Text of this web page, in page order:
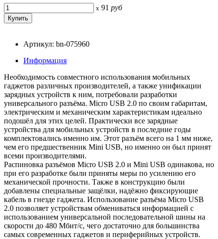
x 91 руб
Артикул: bn-075960
Информация
Необходимость совместного использования мобильных
гаджетов различных производителей, а также унификации
зарядных устройств к ним, потребовали разработки
универсального разъёма. Мicro USB 2.0 по своим габаритам,
электрическим и механическим характеристикам идеально
подошёл для этих целей. Практически все зарядные
устройства для мобильных устройств в последние годы
комплектовались именно им. Этот разъём всего на 1 мм ниже,
чем его предшественник Mini USB, но именно он был принят
всеми производителями.
Распиновка разъёмов Мicro USB 2.0 и Mini USB одинакова, но
при его разработке были приняты меры по усилению его
механической прочности. Также в конструкцию были
добавлены специальные защёлки, надёжно фиксирующие
кабель в гнезде гаджета. Использование разъёма Мicro USB
2.0 позволяет устройствам обмениваться информацией с
использованием универсальной последовательной шины на
скорости до 480 Мбит/с, чего достаточно для большинства
самых современных гаджетов и периферийных устройств.